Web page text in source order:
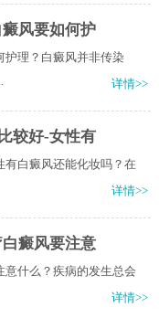
风要如何护
护理？白癜风并非传染
详情>>
较好-女性有
有白癜风还能化妆吗？在
详情>>
癜风要注意
意什么？疾病的发生总会
详情>>